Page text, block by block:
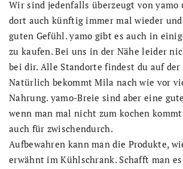
Wir sind jedenfalls überzeugt von yamo
dort auch künftig immer mal wieder
guten Gefühl. yamo gibt es auch in
zu kaufen. Bei uns in der Nähe leider
bei dir. Alle Standorte findest du auf der
Natürlich bekommt Mila nach wie vor
Nahrung. yamo-Breie sind aber eine
wenn man mal nicht zum kochen
auch für zwischendurch.
Aufbewahren kann man die Produkte,
erwähnt im Kühlschrank. Schafft man